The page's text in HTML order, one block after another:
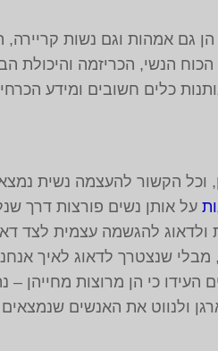
שונים: הן גם אמהות וגם נשות
הנשי, הכריזמה והיכולת
כלים חשובים ומידע
וכל הקשור להעצמה נשית
על אותן נשים פורצות דרך
להגשמה עצמית לצד
שנצטרך לדאוג לאיך
הלשכה המרכזית לסטטיסטיקה בשנת 2019, 89% מהנשים העידו
ולנווט את האנשים